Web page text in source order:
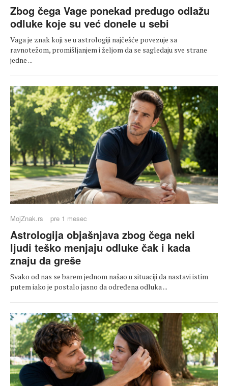
Zbog čega Vage ponekad predugo odlažu
odluke koje su već donele u sebi
Vaga je znak koji se u astrologiji najčešće povezuje sa
ravnotežom, promišljanjem i željom da se sagledaju sve strane
jedne ...
MojZnak.rs pre 1 mesec
Astrologija objašnjava zbog čega neki
ljudi teško menjaju odluke čak i kada
znaju da greše
Svako od nas se barem jednom našao u situaciji da nastavi istim
putem iako je postalo jasno da određena odluka ...